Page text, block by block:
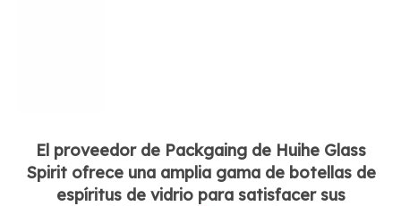
El proveedor de Packgaing de Huihe Glass
Spirit ofrece una amplia gama de botellas de
espíritus de vidrio para satisfacer sus